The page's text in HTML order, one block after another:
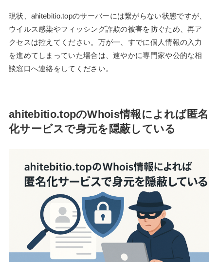
現状、ahitebitio.topのサーバーには繋がらない状態ですが、
ウイルス感染やフィッシング詐欺の被害を防ぐため、再ア
クセスは控えてください。万が一、すでに個人情報の入力
を進めてしまっていた場合は、速やかに専門家や公的な相
談窓口へ連絡をしてください。
ahitebitio.topのWhois情報によれば匿名
化サービスで身元を隠蔽している